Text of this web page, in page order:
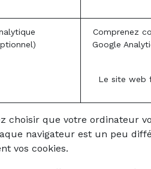
Comprenez
Google
Le site web
choisir que votre ordinateur
navigateur est un peu
vos cookies.